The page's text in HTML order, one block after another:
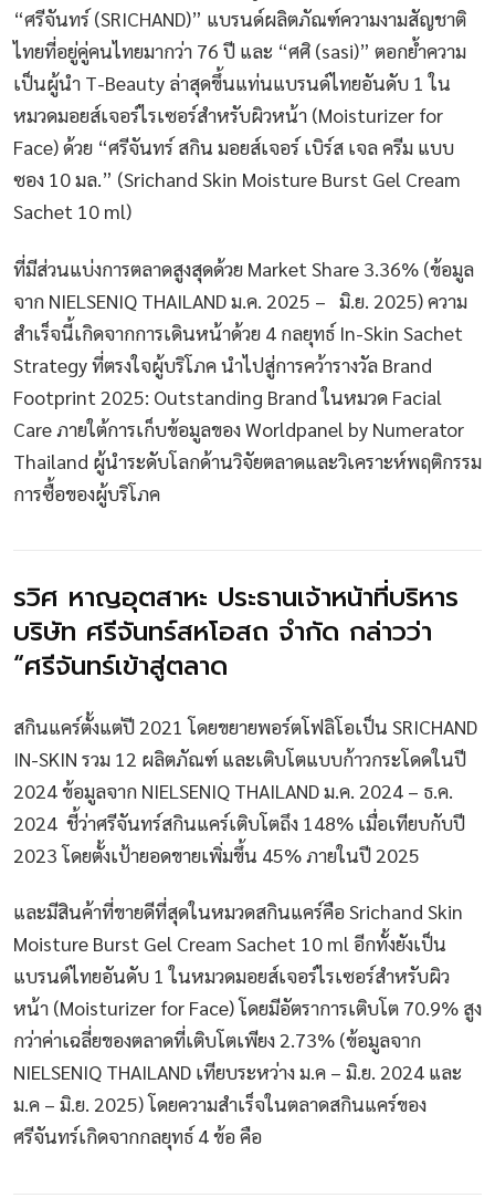
“ศรีจันทร์ (SRICHAND)” แบรนด์ผลิตภัณฑ์ความงามสัญชาติ
ไทยที่อยู่คู่คนไทยมากว่า 76 ปี และ “ศศิ (sasi)” ตอกย้ำความ
เป็นผู้นำ T-Beauty ล่าสุดขึ้นแท่นแบรนด์ไทยอันดับ 1 ใน
หมวดมอยส์เจอร์ไรเซอร์สำหรับผิวหน้า (Moisturizer for
Face) ด้วย “ศรีจันทร์ สกิน มอยส์เจอร์ เบิร์ส เจล ครีม แบบ
ซอง 10 มล.” (Srichand Skin Moisture Burst Gel Cream
Sachet 10 ml)
ที่มีส่วนแบ่งการตลาดสูงสุดด้วย Market Share 3.36% (ข้อมูล
จาก NIELSENIQ THAILAND ม.ค. 2025 – มิ.ย. 2025) ความ
สำเร็จนี้เกิดจากการเดินหน้าด้วย 4 กลยุทธ์ In-Skin Sachet
Strategy ที่ตรงใจผู้บริโภค นำไปสู่การคว้ารางวัล Brand
Footprint 2025: Outstanding Brand ในหมวด Facial
Care ภายใต้การเก็บข้อมูลของ Worldpanel by Numerator
Thailand ผู้นำระดับโลกด้านวิจัยตลาดและวิเคราะห์พฤติกรรม
การซื้อของผู้บริโภค
รวิศ หาญอุตสาหะ ประธานเจ้าหน้าที่บริหาร
บริษัท ศรีจันทร์สหโอสถ จำกัด กล่าวว่า
“ศรีจันทร์เข้าสู่ตลาด
สกินแคร์ตั้งแต่ปี 2021 โดยขยายพอร์ตโฟลิโอเป็น SRICHAND
IN-SKIN รวม 12 ผลิตภัณฑ์ และเติบโตแบบก้าวกระโดดในปี
2024 ข้อมูลจาก NIELSENIQ THAILAND ม.ค. 2024 – ธ.ค.
2024 ชี้ว่าศรีจันทร์สกินแคร์เติบโตถึง 148% เมื่อเทียบกับปี
2023 โดยตั้งเป้ายอดขายเพิ่มขึ้น 45% ภายในปี 2025
และมีสินค้าที่ขายดีที่สุดในหมวดสกินแคร์คือ Srichand Skin
Moisture Burst Gel Cream Sachet 10 ml อีกทั้งยังเป็น
แบรนด์ไทยอันดับ 1 ในหมวดมอยส์เจอร์ไรเซอร์สำหรับผิว
หน้า (Moisturizer for Face) โดยมีอัตราการเติบโต 70.9% สูง
กว่าค่าเฉลี่ยของตลาดที่เติบโตเพียง 2.73% (ข้อมูลจาก
NIELSENIQ THAILAND เทียบระหว่าง ม.ค – มิ.ย. 2024 และ
ม.ค – มิ.ย. 2025) โดยความสำเร็จในตลาดสกินแคร์ของ
ศรีจันทร์เกิดจากกลยุทธ์ 4 ข้อ คือ